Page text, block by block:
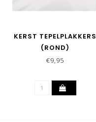
KERST TEPELPLAKKERS
(ROND)
€9,95